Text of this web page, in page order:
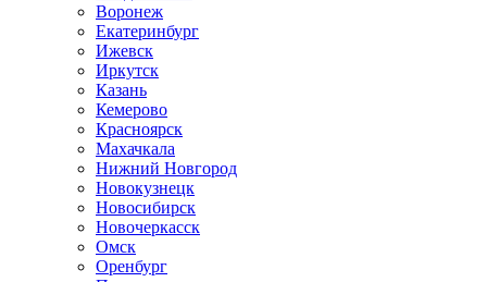
Воронеж
Екатеринбург
Ижевск
Иркутск
Казань
Кемерово
Красноярск
Махачкала
Нижний Новгород
Новокузнецк
Новосибирск
Новочеркаcск
Омск
Оренбург